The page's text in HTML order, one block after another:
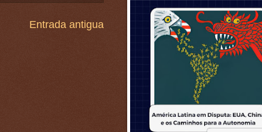
Entrada antigua